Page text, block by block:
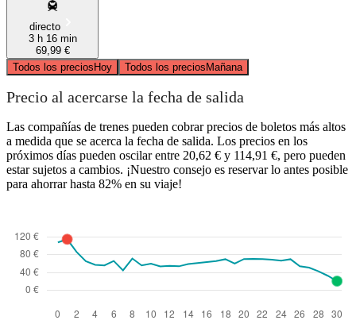
directo
3 h 16 min
69,99 €
Todos los preciosHoy Todos los preciosMañana
Precio al acercarse la fecha de salida
Las compañías de trenes pueden cobrar precios de boletos más altos
a medida que se acerca la fecha de salida. Los precios en los
próximos días pueden oscilar entre 20,62 € y 114,91 €, pero pueden
estar sujetos a cambios. ¡Nuestro consejo es reservar lo antes posible
para ahorrar hasta 82% en su viaje!